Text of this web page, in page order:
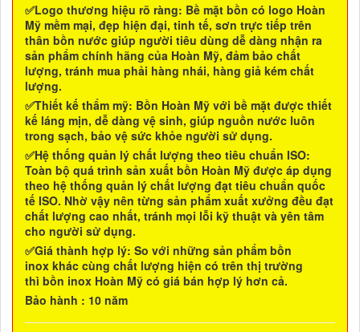
✅Logo thương hiệu rõ ràng: Bề mặt bồn có logo Hoàn
Mỹ mềm mại, đẹp hiện đại, tinh tế, sơn trực tiếp trên
thân bồn nước giúp người tiêu dùng dễ dàng nhận ra
sản phẩm chính hãng của Hoàn Mỹ, đảm bảo chất
lượng, tránh mua phải hàng nhái, hàng giả kém chất
lượng.
✅Thiết kế thẩm mỹ: Bồn Hoàn Mỹ với bề mặt được thiết
kế láng mịn, dễ dàng vệ sinh, giúp nguồn nước luôn
trong sạch, bảo vệ sức khỏe người sử dụng.
✅Hệ thống quản lý chất lượng theo tiêu chuẩn ISO:
Toàn bộ quá trình sản xuất bồn Hoàn Mỹ được áp dụng
theo hệ thống quản lý chất lượng đạt tiêu chuẩn quốc
tế ISO. Nhờ vậy nên từng sản phẩm xuất xưởng đều đạt
chất lượng cao nhất, tránh mọi lỗi kỹ thuật và yên tâm
cho người sử dụng.
✅Giá thành hợp lý: So với những sản phẩm bồn
inox khác cùng chất lượng hiện có trên thị trường
thì bồn inox Hoàn Mỹ có giá bán hợp lý hơn cả.
Bảo hành : 10 năm